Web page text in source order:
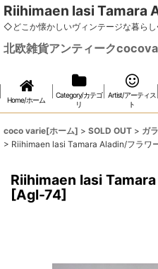
Riihimaen lasi Tamara
◇どこか懐かしいヴィンテージな暮ら
北欧雑貨アンティーク
Home/ホーム
Category/カテゴ
リ
Artist/アーティス
ト
coco varie[ホーム] > SOLD OUT > ガ
> Riihimaen lasi Tamara Aladin/フラワ
Riihimaen lasi
[Agl-74]